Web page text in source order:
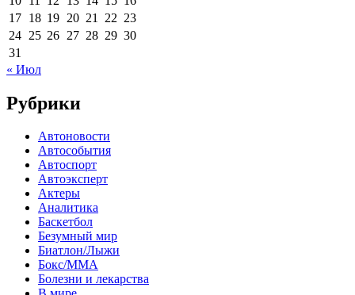
17 18 19 20 21 22 23
24 25 26 27 28 29 30
31
« Июл
Рубрики
Автоновости
Автособытия
Автоспорт
Автоэксперт
Актеры
Аналитика
Баскетбол
Безумный мир
Биатлон/Лыжи
Бокс/MMA
Болезни и лекарства